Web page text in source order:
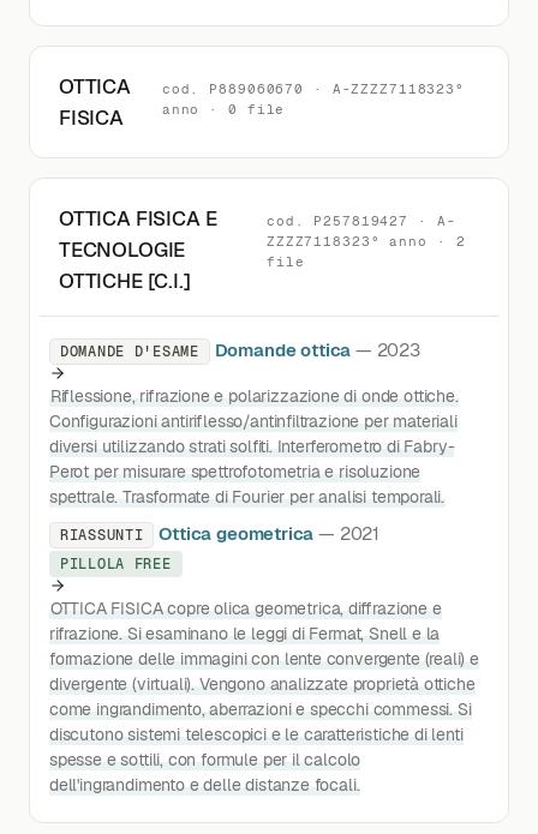
OTTICA
FISICA
cod. P889060670 · A-ZZZZ7118323°
anno · 0 file
OTTICA FISICA E
TECNOLOGIE
OTTICHE [C.I.]
cod. P257819427 · A-
ZZZZ7118323° anno · 2
file
DOMANDE D'ESAME Domande ottica — 2023
Riflessione, rifrazione e polarizzazione di onde ottiche.
Configurazioni antiriflesso/antinfiltrazione per materiali
diversi utilizzando strati solfiti. Interferometro di Fabry-
Perot per misurare spettrofotometria e risoluzione
spettrale. Trasformate di Fourier per analisi temporali.
RIASSUNTI Ottica geometrica — 2021
PILLOLA FREE
OTTICA FISICA copre olica geometrica, diffrazione e
rifrazione. Si esaminano le leggi di Fermat, Snell e la
formazione delle immagini con lente convergente (reali) e
divergente (virtuali). Vengono analizzate proprietà ottiche
come ingrandimento, aberrazioni e specchi commessi. Si
discutono sistemi telescopici e le caratteristiche di lenti
spesse e sottili, con formule per il calcolo
dell'ingrandimento e delle distanze focali.